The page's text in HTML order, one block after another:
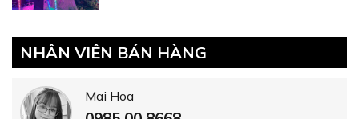
NHÂN VIÊN BÁN HÀNG
Mai Hoa